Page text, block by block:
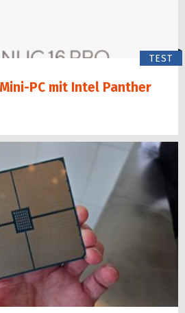
TEST
PC mit Intel Panther